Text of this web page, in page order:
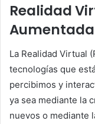
Realidad
Aumentada
La Realidad Virtual
tecnologías que
percibimos y
ya sea mediante la
nuevos o mediante